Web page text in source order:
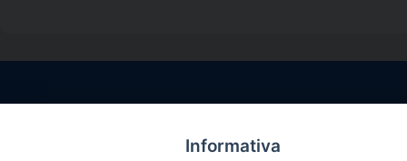
Via Santa Maria
Informativa